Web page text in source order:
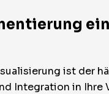
ist der
Integration in